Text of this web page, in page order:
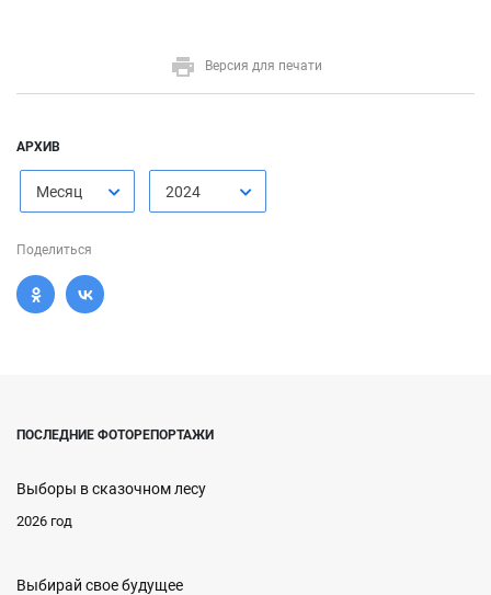
Версия для печати
АРХИВ
Месяц 2024
Поделиться
ПОСЛЕДНИЕ ФОТОРЕПОРТАЖИ
Выборы в сказочном лесу
2026 год
Выбирай свое будущее